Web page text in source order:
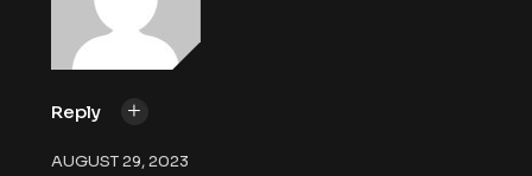
AUGUST 29, 2023
Reply